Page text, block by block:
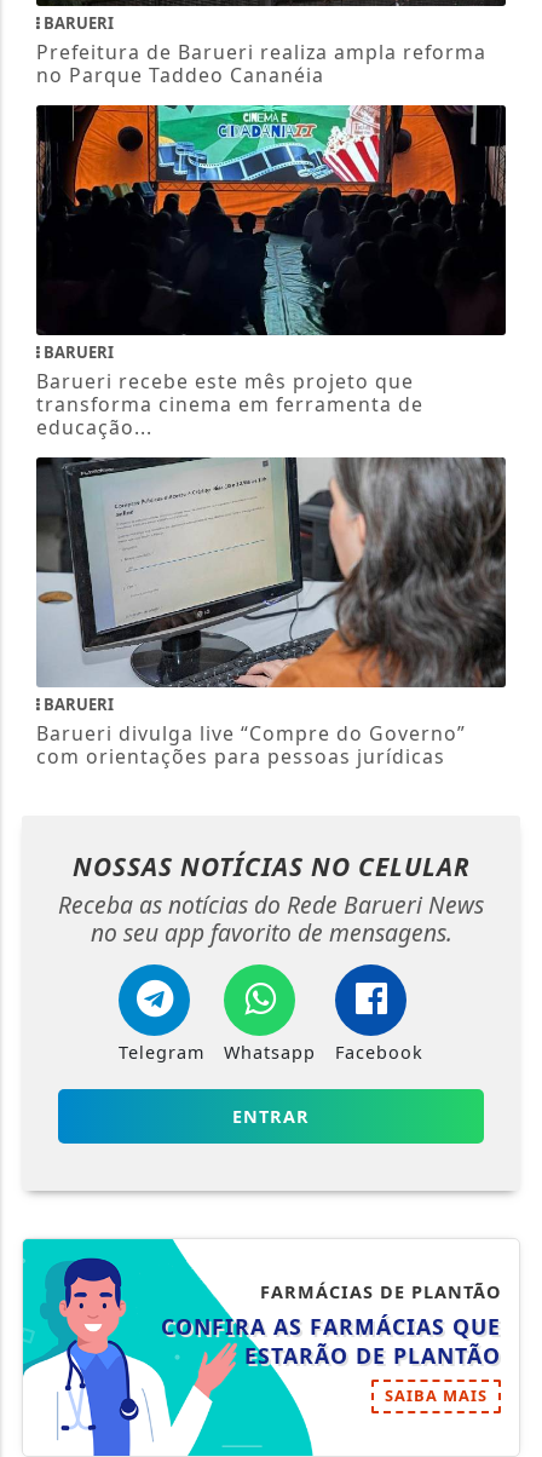
BARUERI
Prefeitura de Barueri realiza ampla reforma
no Parque Taddeo Cananéia
BARUERI
Barueri recebe este mês projeto que
transforma cinema em ferramenta de
educação...
BARUERI
Barueri divulga live “Compre do Governo”
com orientações para pessoas jurídicas
NOSSAS NOTÍCIAS NO CELULAR
Receba as notícias do Rede Barueri News
no seu app favorito de mensagens.
Telegram Whatsapp Facebook
ENTRAR
FARMÁCIAS DE PLANTÃO
CONFIRA AS FARMÁCIAS QUE
ESTARÃO DE PLANTÃO
SAIBA MAIS